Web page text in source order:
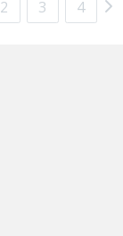
2 3 4